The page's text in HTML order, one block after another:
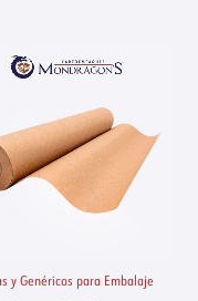
y Genéricos para Embalaje